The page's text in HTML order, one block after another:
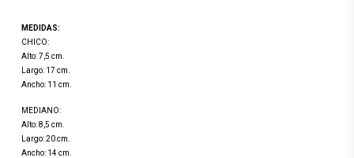
MEDIDAS:
CHICO:
Alto: 7,5 cm.
Largo: 17 cm.
Ancho: 11 cm.
MEDIANO:
Alto: 8,5 cm.
Largo: 20 cm.
Ancho: 14 cm.